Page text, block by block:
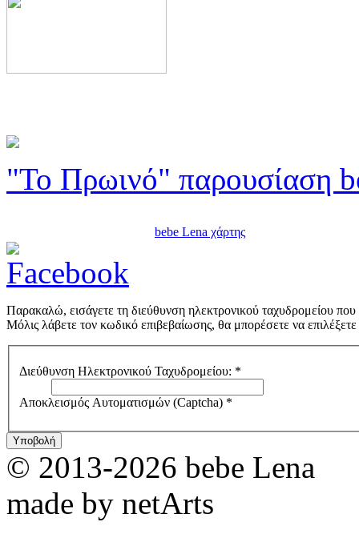
"Το Πρωινό" παρουσίαση
bebe Lena χάρτης
Παρακαλώ, εισάγετε τη διεύθυνση ηλεκτρονικού ταχυδρομείου
Μόλις λάβετε τον κωδικό επιβεβαίωσης, θα μπορέσετε να
Διεύθυνση Ηλεκτρονικού Ταχυδρομείου: *
Αποκλεισμός Αυτοματισμών (Captcha) *
Υποβολή
© 2013-2026 bebe Lena
made by netArts